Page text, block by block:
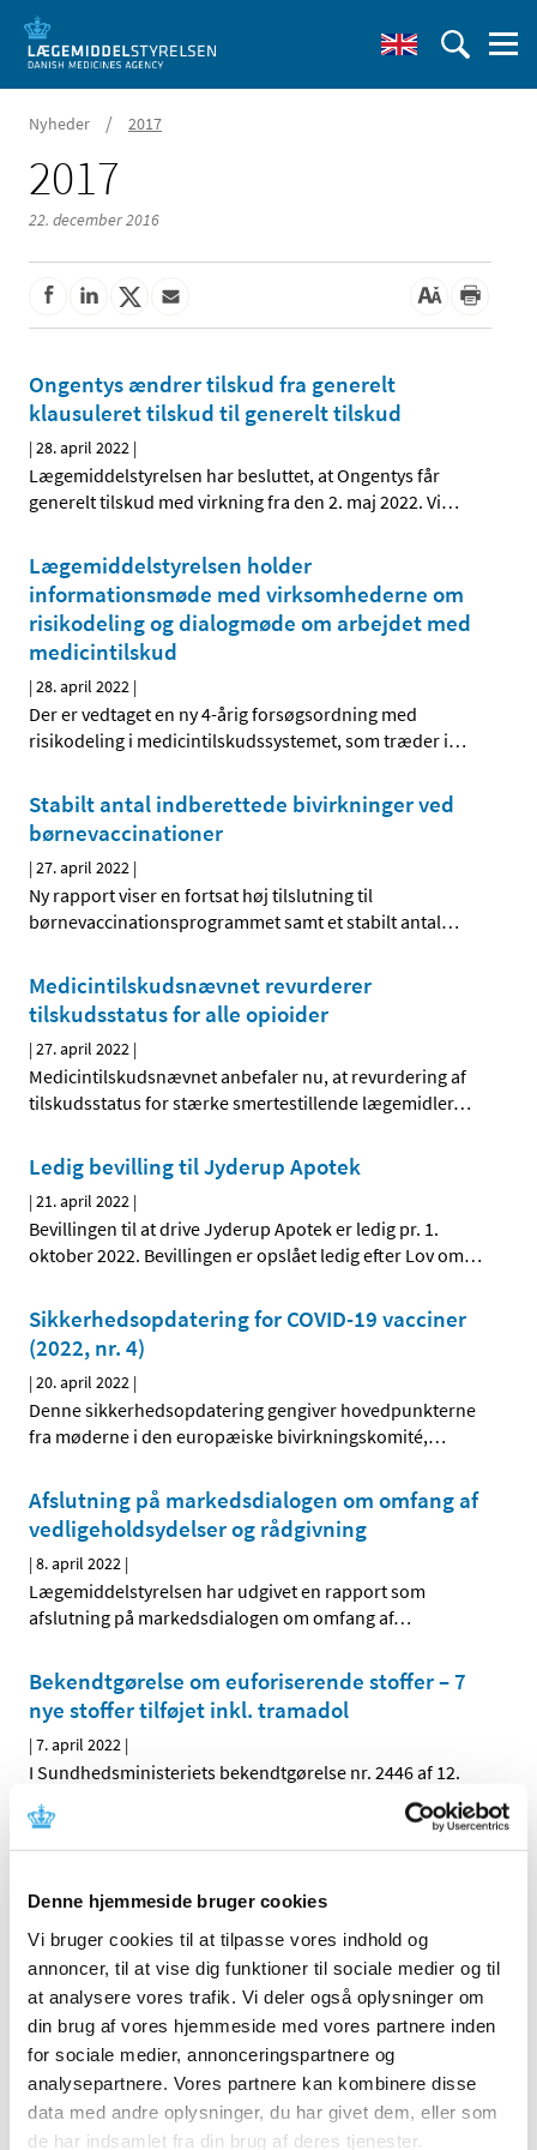
Denne hjemmeside bruger cookies
Vi bruger cookies til at tilpasse vores indhold og
annoncer, til at vise dig funktioner til sociale medier og til
at analysere vores trafik. Vi deler også oplysninger om
din brug af vores hjemmeside med vores partnere inden
for sociale medier, annonceringspartnere og
analysepartnere. Vores partnere kan kombinere disse
data med andre oplysninger, du har givet dem, eller som
de har indsamlet fra din brug af deres tjenester.
Nyheder / 2017
2017
22. december 2016
Ongentys ændrer tilskud fra generelt
klausuleret tilskud til generelt tilskud
|28. april 2022 |
Lægemiddelstyrelsen har besluttet, at Ongentys får
generelt tilskud med virkning fra den 2. maj 2022. Vi…
Lægemiddelstyrelsen holder
informationsmøde med virksomhederne om
risikodeling og dialogmøde om arbejdet med
medicintilskud
|28. april 2022 |
Der er vedtaget en ny 4-årig forsøgsordning med
risikodeling i medicintilskudssystemet, som træder i…
Stabilt antal indberettede bivirkninger ved
børnevaccinationer
|27. april 2022 |
Ny rapport viser en fortsat høj tilslutning til
børnevaccinationsprogrammet samt et stabilt antal…
Medicintilskudsnævnet revurderer
tilskudsstatus for alle opioider
|27. april 2022 |
Medicintilskudsnævnet anbefaler nu, at revurdering af
tilskudsstatus for stærke smertestillende lægemidler…
Ledig bevilling til Jyderup Apotek
|21. april 2022 |
Bevillingen til at drive Jyderup Apotek er ledig pr. 1.
oktober 2022. Bevillingen er opslået ledig efter Lov om…
Sikkerhedsopdatering for COVID-19 vacciner
(2022, nr. 4)
|20. april 2022 |
Denne sikkerhedsopdatering gengiver hovedpunkterne
fra møderne i den europæiske bivirkningskomité,…
Afslutning på markedsdialogen om omfang af
vedligeholdsydelser og rådgivning
|8. april 2022 |
Lægemiddelstyrelsen har udgivet en rapport som
afslutning på markedsdialogen om omfang af…
Bekendtgørelse om euforiserende stoffer – 7
nye stoffer tilføjet inkl. tramadol
|7. april 2022 |
I Sundhedsministeriets bekendtgørelse nr. 2446 af 12.
december 2021 om euforiserende stoffer er der fra den …
forhold til krigen i Ukraine
Den aktuelle krig i Ukraine kan have betydning for en
række kliniske lægemiddelforsøg. Både når det gælder…
Lægemiddelstyrelsen præsenterer ny strategi
|5. april 2022|
Lægemiddelstyrelsens direktør Lars Bo Nielsen har netop
præsenteret styrelsens nye strategi 2022-26. Strategien